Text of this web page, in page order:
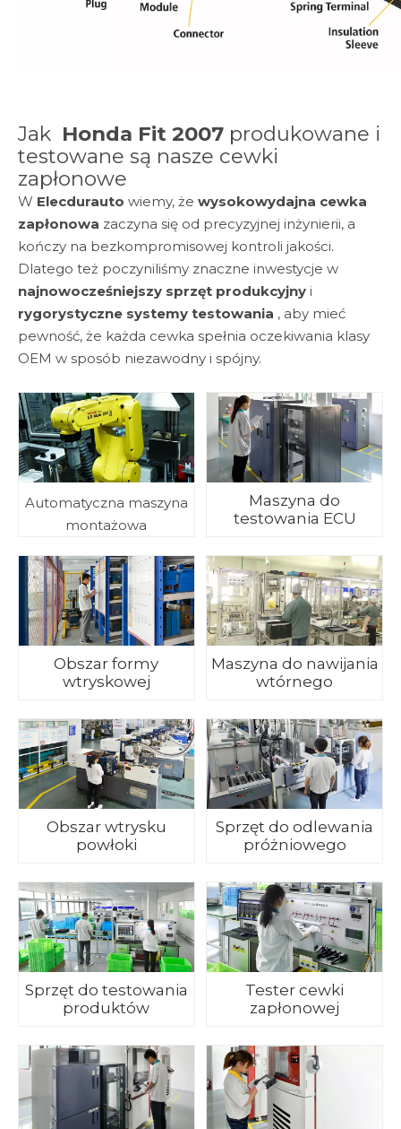
Jak Honda Fit 2007 produkowane i
testowane są nasze cewki
zapłonowe
W Elecdurauto wiemy, że wysokowydajna cewka
zapłonowa zaczyna się od precyzyjnej inżynierii, a
kończy na bezkompromisowej kontroli jakości.
Dlatego też poczyniliśmy znaczne inwestycje w
najnowocześniejszy sprzęt produkcyjny i
rygorystyczne systemy testowania , aby mieć
pewność, że każda cewka spełnia oczekiwania klasy
OEM w sposób niezawodny i spójny.
Automatyczna maszyna
montażowa
Maszyna do
testowania ECU
Obszar formy
wtryskowej
Maszyna do nawijania
wtórnego
Obszar wtrysku
powłoki
Sprzęt do odlewania
próżniowego
Sprzęt do testowania
produktów
Tester cewki
zapłonowej